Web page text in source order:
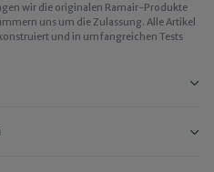
wir die originalen Ramair-Produkte
uns um die Zulassung. Alle Artikel
und in umfangreichen Tests